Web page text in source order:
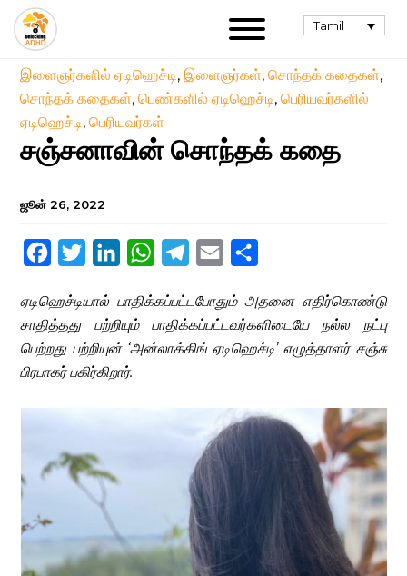
Tamil
இளைஞர்களில் ஏடிஹெச்டி,இளைஞர்கள்,சொந்தக் கதைகள்,
சொந்தக் கதைகள்,பெண்களில் ஏடிஹெச்டி,பெரியவர்களில்
ஏடிஹெச்டி,பெரியவர்கள்
சஞ்சனாவின் சொந்தக் கதை
ஜூன் 26, 2022
FacebookTwitterLinkedInWhatsAppTelegram
Email
ஏடிஹெச்டியால் பாதிக்கப்பட்டபோதும் அதனை எதிர்கொண்டு
சாதித்தது பற்றியும் பாதிக்கப்பட்டவர்களிடையே நல்ல நட்பு
பெற்றது பற்றியுன் ‘அன்லாக்கிங் ஏடிஹெச்டி’ எழுத்தாளர் சஞ்சு
பிரபாகர் பகிர்கிறார்.